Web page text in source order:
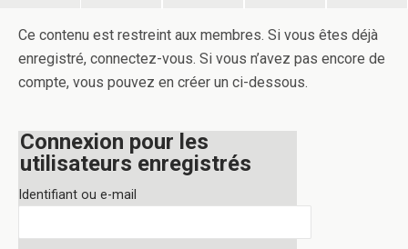
Ce contenu est restreint aux membres. Si vous êtes déjà
enregistré, connectez-vous. Si vous n’avez pas encore de
compte, vous pouvez en créer un ci-dessous.
Connexion pour les
utilisateurs enregistrés
Identifiant ou e-mail